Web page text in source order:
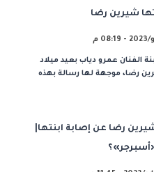
شيرين رضا
الفنان عمرو دياب بعيد ميلاد
رضا، موجهة لها رسالة بهذه
رضا عن إصابة ابنتها|